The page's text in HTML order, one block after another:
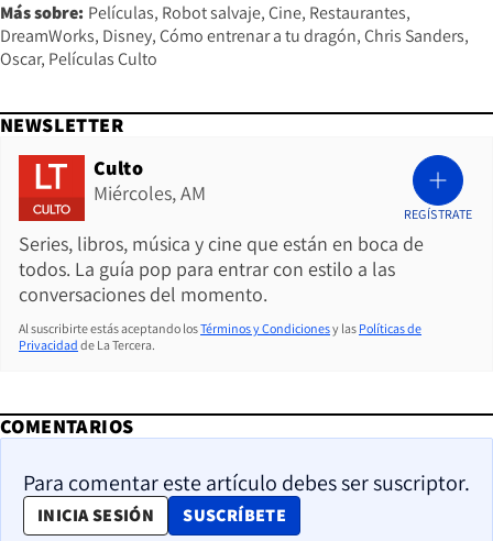
Más sobre: Películas Robot salvaje Cine Restaurantes
DreamWorks Disney Cómo entrenar a tu dragón Chris Sanders
Oscar Películas Culto
NEWSLETTER
Culto
Miércoles, AM
Series, libros, música y cine que están en boca de
todos. La guía pop para entrar con estilo a las
conversaciones del momento.
REGÍSTRATE
Al suscribirte estás aceptando losTérminos y Condicionesy las Políticas de
Privacidad de La Tercera.
COMENTARIOS
Para comentar este artículo debes ser suscriptor.
INICIA SESIÓN SUSCRÍBETE
OPENS IN NEW WINDOW